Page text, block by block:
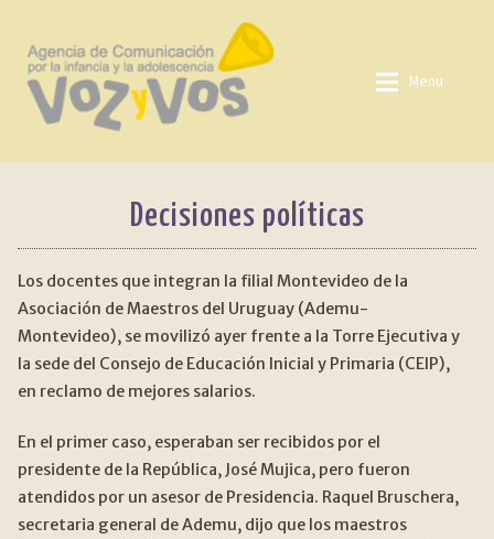
la
navegación
al
contenido
Menu
Fuentes
Biblioteca
Contacto
TEMAS
FUENTES
BIBLIOTECA
CONTACTO
Decisiones políticas
Los docentes que integran la filial Montevideo de la
Asociación de Maestros del Uruguay (Ademu-
Montevideo), se movilizó ayer frente a la Torre Ejecutiva y
la sede del Consejo de Educación Inicial y Primaria (CEIP),
en reclamo de mejores salarios.
En el primer caso, esperaban ser recibidos por el
presidente de la República, José Mujica, pero fueron
atendidos por un asesor de Presidencia. Raquel Bruschera,
secretaria general de Ademu, dijo que los maestros